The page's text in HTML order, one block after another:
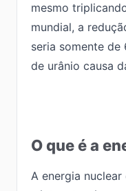
mesmo
mundial, a
seria somente de
de urânio causa
O que é a
A energia